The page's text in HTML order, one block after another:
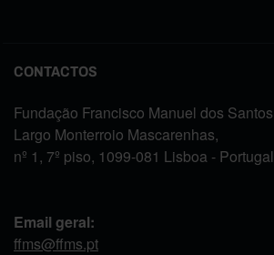
CONTACTOS
Fundação Francisco Manuel dos Santos
Largo Monterroio Mascarenhas,
nº 1, 7º piso, 1099-081 Lisboa - Portugal
Email geral:
ffms@ffms.pt